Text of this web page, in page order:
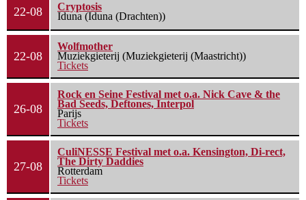
22-08
Cryptosis
Iduna (Iduna (Drachten))
22-08
Wolfmother
Muziekgieterij (Muziekgieterij (Maastricht))
Tickets
26-08
Rock en Seine Festival met o.a. Nick Cave & the
Bad Seeds, Deftones, Interpol
Parijs
Tickets
27-08
CuliNESSE Festival met o.a. Kensington, Di-rect,
The Dirty Daddies
Rotterdam
Tickets